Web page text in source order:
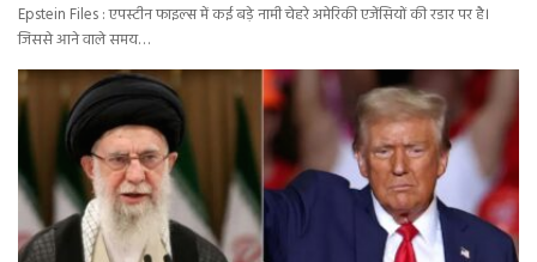
Epstein Files : एपस्टीन फाइल्स में कई बड़े नामी चेहरे अमेरिकी एजेंसियों की रडार पर है।
जिससे आने वाले समय…